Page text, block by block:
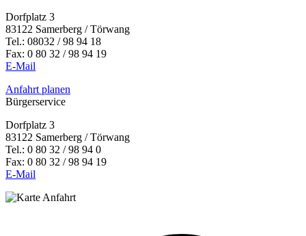
Dorfplatz 3
83122 Samerberg / Törwang
Tel.: 08032 / 98 94 18
Fax: 0 80 32 / 98 94 19
E-Mail
Anfahrt planen
Bürgerservice
Dorfplatz 3
83122 Samerberg / Törwang
Tel.: 0 80 32 / 98 94 0
Fax: 0 80 32 / 98 94 19
E-Mail